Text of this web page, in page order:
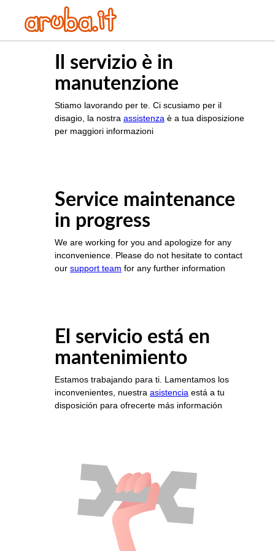
Il servizio è in
manutenzione
Stiamo lavorando per te. Ci scusiamo per il
disagio, la nostra assistenza è a tua disposizione
per maggiori informazioni
Service maintenance
in progress
We are working for you and apologize for any
inconvenience. Please do not hesitate to contact
our support team for any further information
El servicio está en
mantenimiento
Estamos trabajando para ti. Lamentamos los
inconvenientes, nuestra asistencia está a tu
disposición para ofrecerte más información